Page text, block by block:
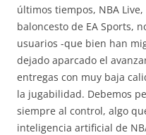
últimos tiempos, NBA
baloncesto de EA Sports,
usuarios -que bien han
dejado aparcado el
entregas con muy baja
la jugabilidad. Debemos
siempre al control, algo
inteligencia artificial de